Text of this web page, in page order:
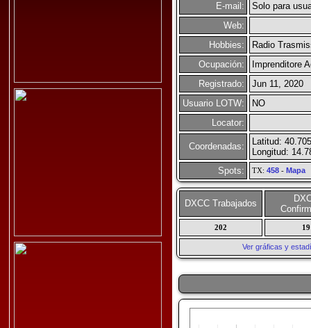
E-mail:
Solo para
Web:
Hobbies:
Radio
Ocupación:
Imprenditore
Registrado:
Jun 11, 2020
Usuario LOTW:
NO
Locator:
Coordenadas:
Latitud:
Longitud:
Spots:
TX: 458- Mapa
DXCC Trabajados
202 19
Ver gráficas y